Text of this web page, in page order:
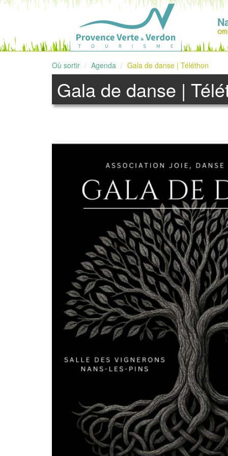
Où sortir Agenda Gala de danse | Téléthon
Gala de danse |